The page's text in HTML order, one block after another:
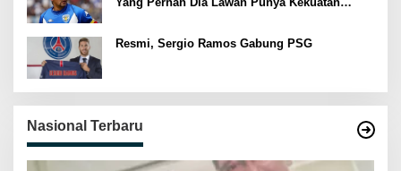
Resmi, Sergio Ramos Gabung PSG
Nasional Terbaru